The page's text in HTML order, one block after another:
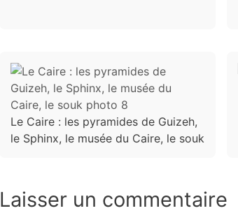
Le Caire : les pyramides de Guizeh,
le Sphinx, le musée du Caire, le souk
Laisser un commentaire